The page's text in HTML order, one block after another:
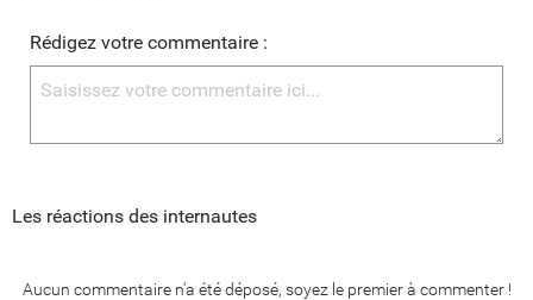
Rédigez votre commentaire :
Les réactions des internautes
Aucun commentaire n'a été déposé, soyez le premier à commenter !